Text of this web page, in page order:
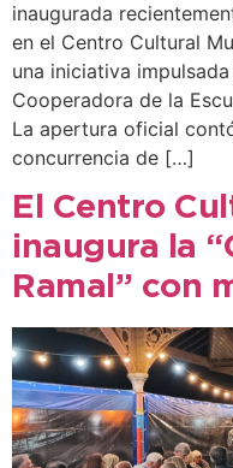
inaugurada
en el Centro Cultural
una iniciativa
Cooperadora de la
La apertura oficial
concurrencia de […]
El Centro
inaugura la
Ramal” con